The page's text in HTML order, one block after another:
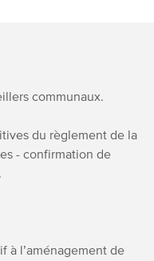
communaux.
du règlement de la
- confirmation de
à l’aménagement de